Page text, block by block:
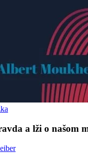
a lži o našom